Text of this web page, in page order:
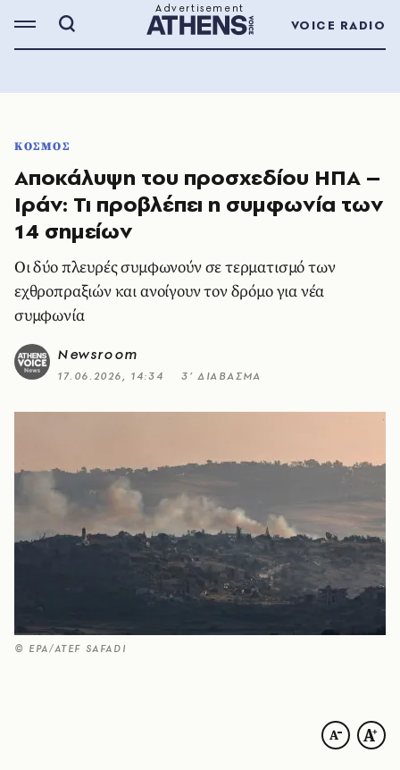
VOICE RADIO
ΚΟΣΜΟΣ
Αποκάλυψη του προσχεδίου ΗΠΑ –
Ιράν: Τι προβλέπει η συμφωνία των
14 σημείων
Οι δύο πλευρές συμφωνούν σε τερματισμό των
εχθροπραξιών και ανοίγουν τον δρόμο για νέα
συμφωνία
Newsroom
17.06.2026, 14:34 3’ ΔΙΑΒΑΣΜΑ
© EPA/ATEF SAFADI